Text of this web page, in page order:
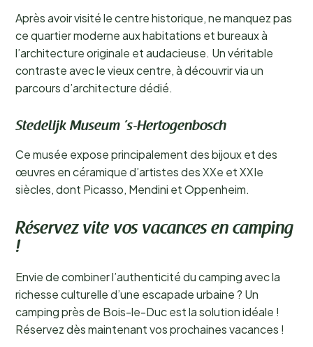
Après avoir visité le centre historique, ne manquez pas
ce quartier moderne aux habitations et bureaux à
l’architecture originale et audacieuse. Un véritable
contraste avec le vieux centre, à découvrir via un
parcours d’architecture dédié.
Stedelijk Museum ’s-Hertogenbosch
Ce musée expose principalement des bijoux et des
œuvres en céramique d’artistes des XXe et XXIe
siècles, dont Picasso, Mendini et Oppenheim.
Réservez vite vos vacances en camping
!
Envie de combiner l’authenticité du camping avec la
richesse culturelle d’une escapade urbaine ? Un
camping près de Bois-le-Duc est la solution idéale !
Réservez dès maintenant vos prochaines vacances !